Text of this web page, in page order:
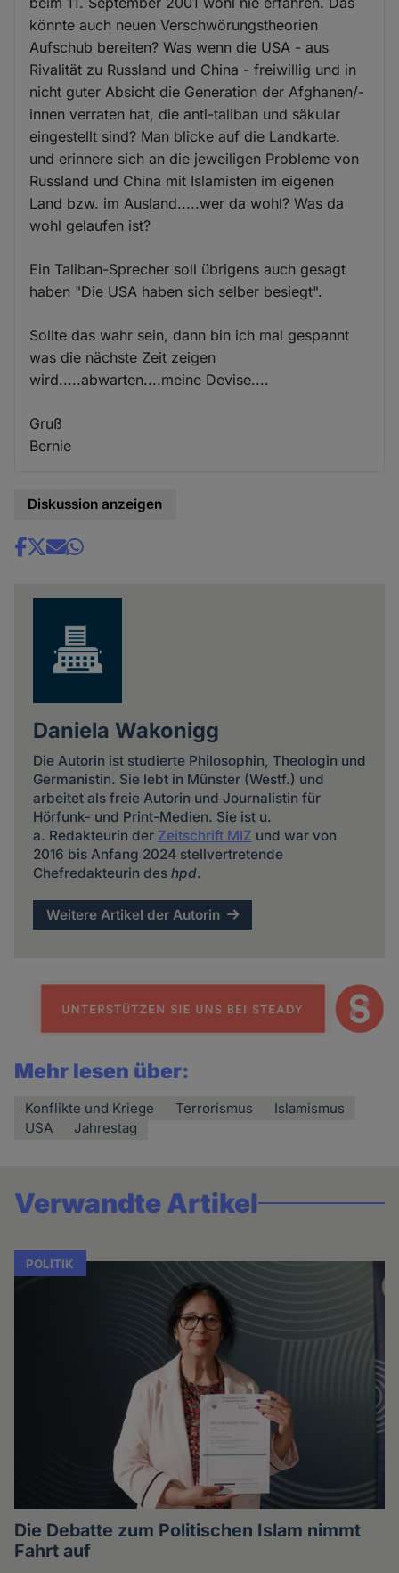
könnte auch neuen Verschwörungstheorien
Aufschub bereiten? Was wenn die USA - aus
Rivalität zu Russland und China - freiwillig und in
nicht guter Absicht die Generation der Afghanen/-
innen verraten hat, die anti-taliban und säkular
eingestellt sind? Man blicke auf die Landkarte.
und erinnere sich an die jeweiligen Probleme von
Russland und China mit Islamisten im eigenen
Land bzw. im Ausland.....wer da wohl? Was da
wohl gelaufen ist?
Ein Taliban-Sprecher soll übrigens auch gesagt
haben "Die USA haben sich selber besiegt".
Sollte das wahr sein, dann bin ich mal gespannt
was die nächste Zeit zeigen
wird.....abwarten....meine Devise....
Gruß
Bernie
Diskussion anzeigen
Share
Daniela Wakonigg
Die Autorin ist studierte Philosophin, Theologin und
Germanistin. Sie lebt in Münster (Westf.) und
arbeitet als freie Autorin und Journalistin für
Hörfunk- und Print-Medien. Sie ist u.
a. Redakteurin der Zeitschrift MIZ und war von
2016 bis Anfang 2024 stellvertretende
Chefredakteurin des hpd.
Weitere Artikel der Autorin
Mehr lesen über:
Konflikte und Kriege Terrorismus
Islamismus
USA
Jahrestag
Verwandte Artikel
POLITIK
Die Debatte zum Politischen Islam nimmt
Fahrt auf